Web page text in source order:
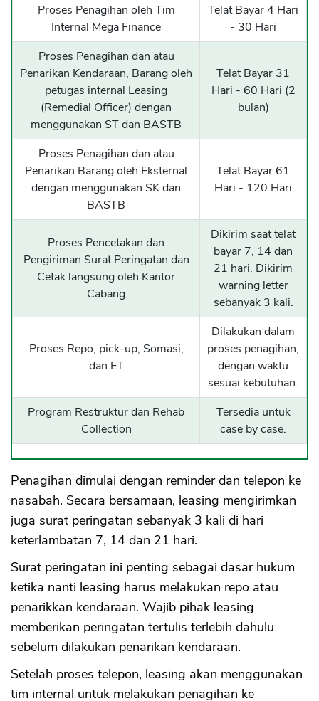
Proses Penagihan oleh Tim
Internal Mega Finance
Telat Bayar 4 Hari
- 30 Hari
Proses Penagihan dan atau
Penarikan Kendaraan, Barang oleh
petugas internal Leasing
(Remedial Officer) dengan
menggunakan ST dan BASTB
Telat Bayar 31
Hari - 60 Hari (2
bulan)
Proses Penagihan dan atau
Penarikan Barang oleh Eksternal
dengan menggunakan SK dan
BASTB
Telat Bayar 61
Hari - 120 Hari
Proses Pencetakan dan
Pengiriman Surat Peringatan dan
Cetak langsung oleh Kantor
Cabang
Dikirim saat telat
bayar 7, 14 dan
21 hari. Dikirim
warning letter
sebanyak 3 kali.
Proses Repo, pick-up, Somasi,
dan ET
Dilakukan dalam
proses penagihan,
dengan waktu
sesuai kebutuhan.
Program Restruktur dan Rehab
Collection
Tersedia untuk
case by case.
Penagihan dimulai dengan reminder dan telepon ke
nasabah. Secara bersamaan, leasing mengirimkan
juga surat peringatan sebanyak 3 kali di hari
keterlambatan 7, 14 dan 21 hari.
Surat peringatan ini penting sebagai dasar hukum
ketika nanti leasing harus melakukan repo atau
penarikkan kendaraan. Wajib pihak leasing
memberikan peringatan tertulis terlebih dahulu
sebelum dilakukan penarikan kendaraan.
Setelah proses telepon, leasing akan menggunakan
tim internal untuk melakukan penagihan ke